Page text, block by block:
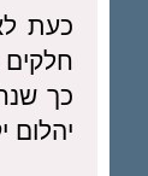
כעת
כך
יהלום